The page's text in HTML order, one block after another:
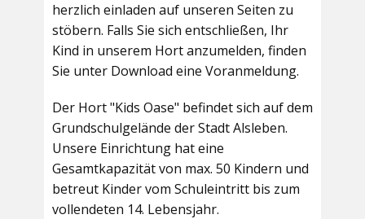
herzlich einladen auf unseren Seiten zu
stöbern. Falls Sie sich entschließen, Ihr
Kind in unserem Hort anzumelden, finden
Sie unter Download eine Voranmeldung.
Der Hort "Kids Oase" befindet sich auf dem
Grundschulgelände der Stadt Alsleben.
Unsere Einrichtung hat eine
Gesamtkapazität von max. 50 Kindern und
betreut Kinder vom Schuleintritt bis zum
vollendeten 14. Lebensjahr.